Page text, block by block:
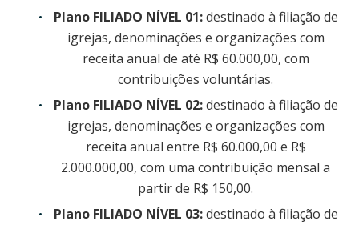
Plano FILIADO NÍVEL 01:destinado à filiação de
igrejas, denominações e organizações com
receita anual de até R$ 60.000,00, com
contribuições voluntárias.
Plano FILIADO NÍVEL 02:destinado à filiação de
igrejas, denominações e organizações com
receita anual entre R$ 60.000,00 e R$
2.000.000,00, com uma contribuição mensal a
partir de R$ 150,00.
Plano FILIADO NÍVEL 03:destinado à filiação de